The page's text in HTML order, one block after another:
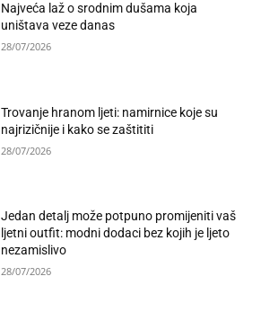
Najveća laž o srodnim dušama koja
uništava veze danas
28/07/2026
Trovanje hranom ljeti: namirnice koje su
najrizičnije i kako se zaštititi
28/07/2026
Jedan detalj može potpuno promijeniti vaš
ljetni outfit: modni dodaci bez kojih je ljeto
nezamislivo
28/07/2026